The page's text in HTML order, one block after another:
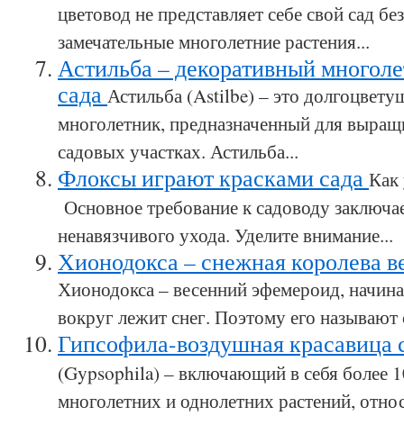
цветовод не представляет себе свой сад
замечательные многолетние растения...
Астильба – декоративный
сада Астильба (Astilbe) – это
многолетник, предназначенный для
садовых участках. Астильба...
Флоксы играют красками сада Как
Основное требование к садоводу
ненавязчивого ухода. Уделите внимание...
Хионодокса – снежная королева
Хионодокса – весенний эфемероид,
вокруг лежит снег. Поэтому его
Гипсофила-воздушная красавица
(Gypsophila) – включающий в себя более
многолетних и однолетних растений,